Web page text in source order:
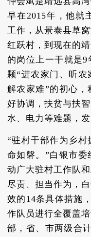
早在2015年，他就
工作，从景泰县草
红跃村，到现在的
的岗位上一干就是
颗“进农家门、听农
解农家难”的初心
好协调，扶贫与扶
水、电力等难题，
“驻村干部作为乡
命如磐。”白银市
动广大驻村工作队
尽责、担当作为，
效的14条具体措施
作队员进行全覆盖
部，省、市两级合